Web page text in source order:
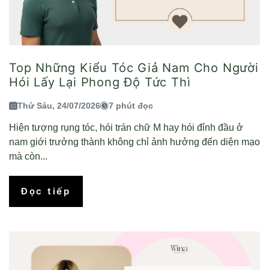
Top Những Kiểu Tóc Giả Nam Cho Người
Hói Lấy Lại Phong Độ Tức Thì
Thứ Sáu, 24/07/2026 7 phút đọc
Hiện tượng rụng tóc, hói trán chữ M hay hói đỉnh đầu ở
nam giới trưởng thành không chỉ ảnh hưởng đến diện mạo
mà còn...
Đọc tiếp